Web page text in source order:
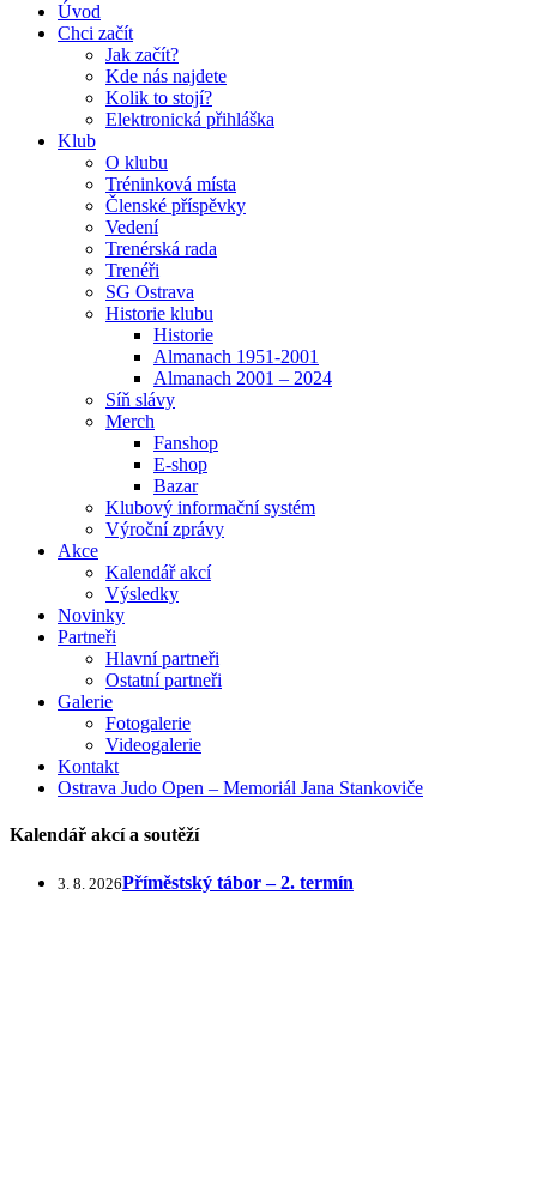
Úvod
Chci začít
Jak začít?
Kde nás najdete
Kolik to stojí?
Elektronická přihláška
Klub
O klubu
Tréninková místa
Členské příspěvky
Vedení
Trenérská rada
Trenéři
SG Ostrava
Historie klubu
Historie
Almanach 1951-2001
Almanach 2001 – 2024
Síň slávy
Merch
Fanshop
E-shop
Bazar
Klubový informační systém
Výroční zprávy
Akce
Kalendář akcí
Výsledky
Novinky
Partneři
Hlavní partneři
Ostatní partneři
Galerie
Fotogalerie
Videogalerie
Kontakt
Ostrava Judo Open – Memoriál Jana Stankoviče
Kalendář akcí a soutěží
3. 8. 2026Příměstský tábor – 2. termín